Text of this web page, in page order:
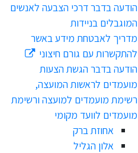
הודעה בדבר דרכי הצבעה לאנשים
המוגבלים בניידות
מדריך לאבטחת מידע באשר
להתקשרות עם גורם חיצוני
הודעה בדבר הגשת הצעות
מועמדים לראשות המועצה,
רשימת מועמדים למועצה ורשימת
מועמדים לוועד מקומי
אחוזת ברק
אלון הגליל